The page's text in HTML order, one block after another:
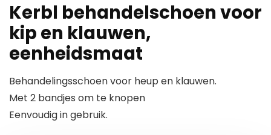
Kerbl behandelschoen voor
kip en klauwen,
eenheidsmaat
Behandelingsschoen voor heup en klauwen.
Met 2 bandjes om te knopen
Eenvoudig in gebruik.